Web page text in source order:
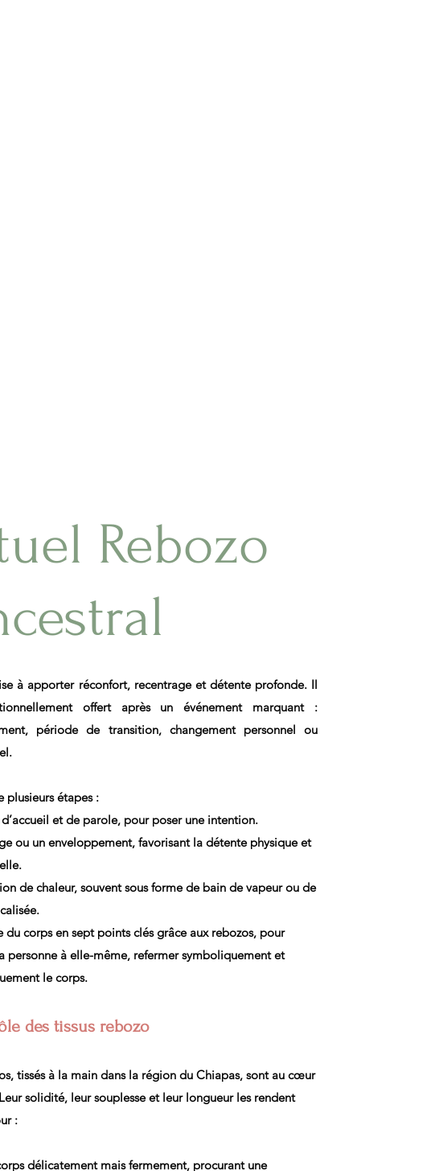
Rebozo
à apporter réconfort, recentrage et détente profonde. Il
offert après un événement marquant :
période de transition, changement personnel ou
plusieurs étapes :
et de parole, pour poser une intention.
ou un enveloppement, favorisant la détente physique et
de chaleur, souvent sous forme de bain de vapeur ou de
du corps en sept points clés grâce aux rebozos, pour
personne à elle-même, refermer symboliquement et
le corps.
des tissus rebozo
tissés à la main dans la région du Chiapas, sont au cœur
solidité, leur souplesse et leur longueur les rendent
:
délicatement mais fermement, procurant une